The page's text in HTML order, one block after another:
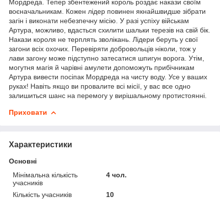
Мордреда. Тепер збентежений король роздає накази своїм
воєначальникам. Кожен лідер повинен якнайшвидше зібрати
загін і виконати небезпечну місію. У разі успіху військам
Артура, можливо, вдасться схилити шальки терезів на свій бік.
Накази короля не терплять зволікань. Лідери беруть у свої
загони всіх охочих. Перевіряти добровольців ніколи, тож у
лави загону може підступно затесатися шпигун ворога. Утім,
могутня магія й чарівні амулети допоможуть прибічникам
Артура вивести посіпак Мордреда на чисту воду. Усе у ваших
руках! Навіть якщо ви провалите всі місії, у вас все одно
залишиться шанс на перемогу у вирішальному протистоянні.
Приховати
Характеристики
Основні
Мінімальна кількість
учасників
4 чол.
Кількість учасників
10